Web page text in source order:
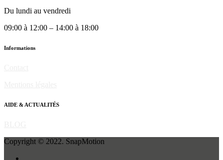
Du lundi au vendredi
09:00 à 12:00 – 14:00 à 18:00
Informations
AIDE & ACTUALITÉS
Copyright © 2022. SnapMotion